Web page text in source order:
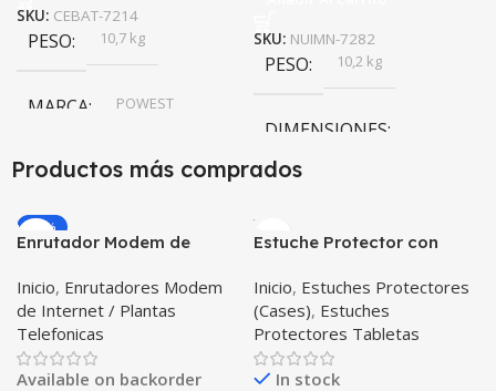
SKU: CEBAT-7214
PESO 10,7 kg
MARCA POWEST
SKU: NUIMN-7282
PESO 10,2 kg
DIMENSIONES
Productos más comprados
-20%
Enrutador Modem de
Libre Todo Operador 4G
LTE SIMCARD
Inicio, Enrutadores Modem
de Internet / Plantas
Telefonicas
Available on backorder
Estuche Protector con
Tablet Samsung Galaxy
Tab A8 10.5 2021 – 2022
SM-x200 SM-x205 Anti
golpes con soporte
Inicio, Estuches Protectores
(Cases), Estuches
Protectores Tabletas
In stock